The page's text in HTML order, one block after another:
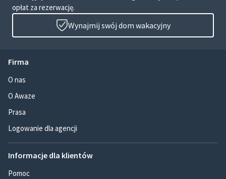
opłat za rezerwację.
Wynajmij swój dom wakacyjny
Firma
O nas
O Awaze
Prasa
Logowanie dla agencji
Informacje dla klientów
Pomoc